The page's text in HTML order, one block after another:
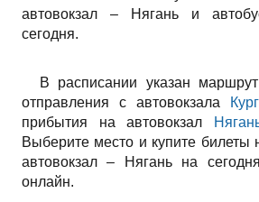
автовокзал – Нягань и
сегодня.
В расписании указан
отправления с автовокзала
прибытия на автовокзал
Выберите место и купите билеты
автовокзал – Нягань на
онлайн.